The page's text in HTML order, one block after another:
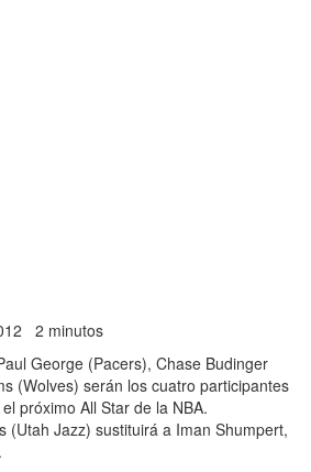
2 minutos
George (Pacers), Chase Budinger
(Wolves) serán los cuatro participantes
próximo All Star de la NBA.
(Utah Jazz) sustituirá a Iman Shumpert,